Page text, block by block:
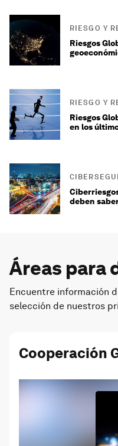
RIESGO Y
Riesgos
RIESGO Y
Riesgos
en los
deben
Áreas para
Encuentre información
selección de nuestros
Cooperación